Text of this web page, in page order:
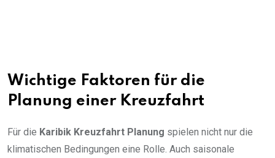
Wichtige Faktoren für die
Planung einer Kreuzfahrt
Für die Karibik Kreuzfahrt Planung spielen nicht nur die
klimatischen Bedingungen eine Rolle. Auch saisonale